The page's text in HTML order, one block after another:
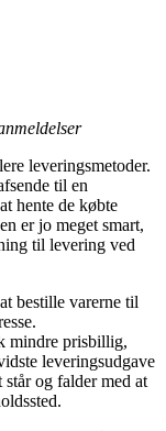
leveringsmetoder.
til en
hente de købte
er jo meget smart,
til levering ved
bestille varerne til
mindre prisbillig,
leveringsudgave
og falder med at